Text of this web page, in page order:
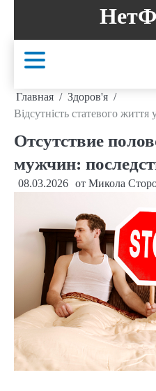
содержанию
Главная
Здоров'я
Відсутність статевого життя
Отсутствие
мужчин:
08.03.2026 от Микола